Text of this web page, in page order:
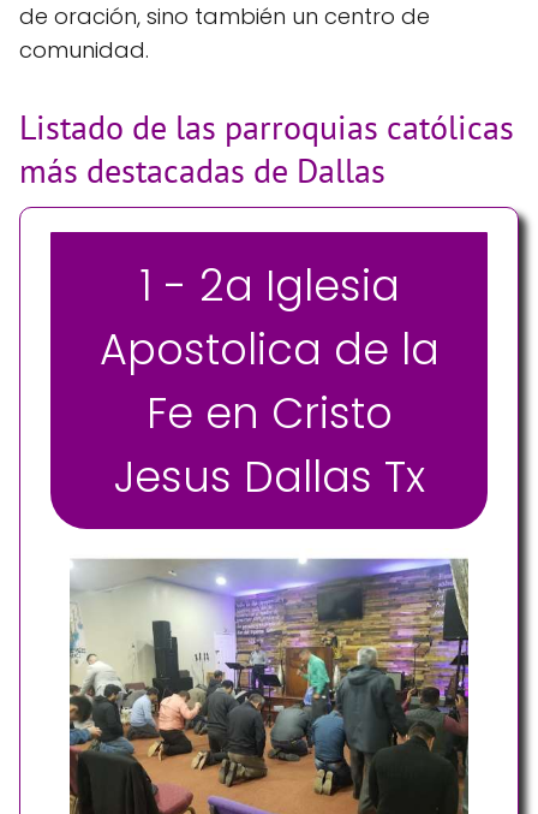
de oración, sino también un centro de
comunidad.
Listado de las parroquias católicas
más destacadas de Dallas
1 - 2a Iglesia
Apostolica de la
Fe en Cristo
Jesus Dallas Tx